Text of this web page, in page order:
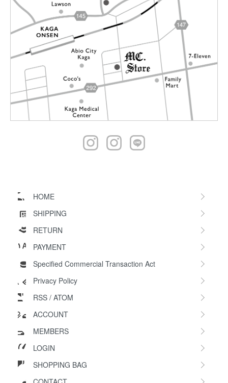
HOME
SHIPPING
RETURN
PAYMENT
Specified Commercial Transaction Act
Privacy Policy
RSS / ATOM
ACCOUNT
MEMBERS
LOGIN
SHOPPING BAG